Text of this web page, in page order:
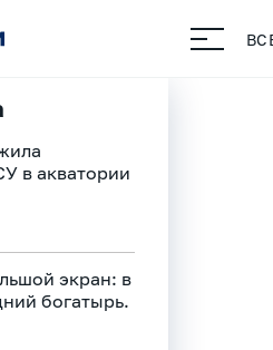
в акватории
экран: в
богатырь.